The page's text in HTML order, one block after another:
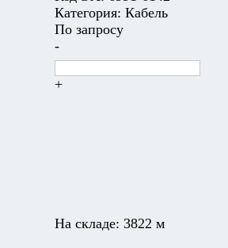
Категория: Кабель
По запросу
-
+
На складе: 3822 м